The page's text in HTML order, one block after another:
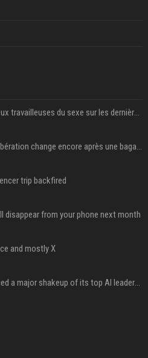
Le témoignage de deux travailleuses du sexe sur les dernières heures de Liam Payne a été dévoilé
P. Diddy: Sa date de libération change encore après une bagarre
trip backfired
disappear from your phone next month
and mostly X
Google just announced a major shakeup of its top AI leadership